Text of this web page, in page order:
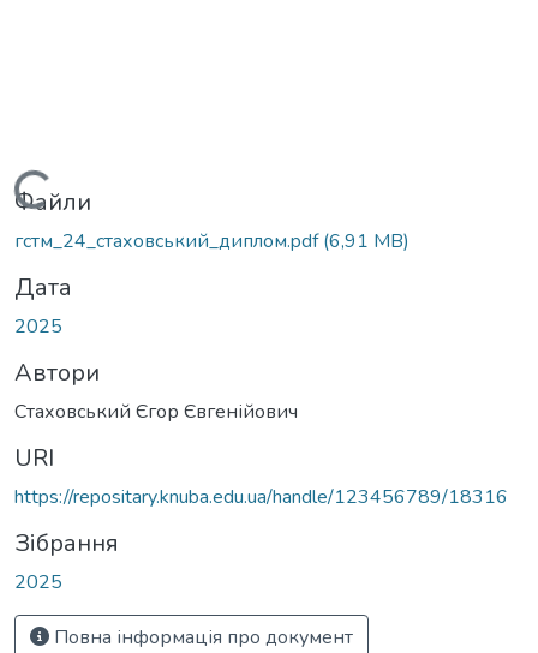
Вантажиться...
Файли
гстм_24_стаховський_диплом.pdf(6,91 MB)
Дата
2025
Автори
Стаховський Єгор Євгенійович
URI
https://repositary.knuba.edu.ua/handle/123456789/18316
Зібрання
2025
Повна інформація про документ